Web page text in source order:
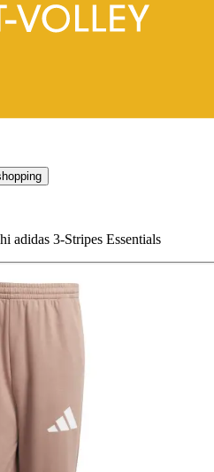
adidas 3-Stripes Essentials